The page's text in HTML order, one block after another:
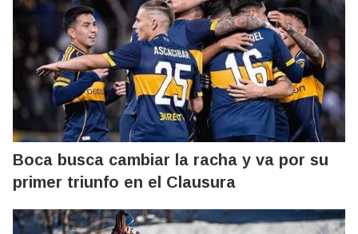
Boca busca cambiar la racha y va por su
primer triunfo en el Clausura